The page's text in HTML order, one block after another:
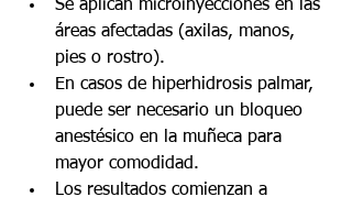
Se aplican microinyecciones en las
áreas afectadas (axilas, manos,
pies o rostro).
En casos de hiperhidrosis palmar,
puede ser necesario un bloqueo
anestésico en la muñeca para
mayor comodidad.
Los resultados comienzan a